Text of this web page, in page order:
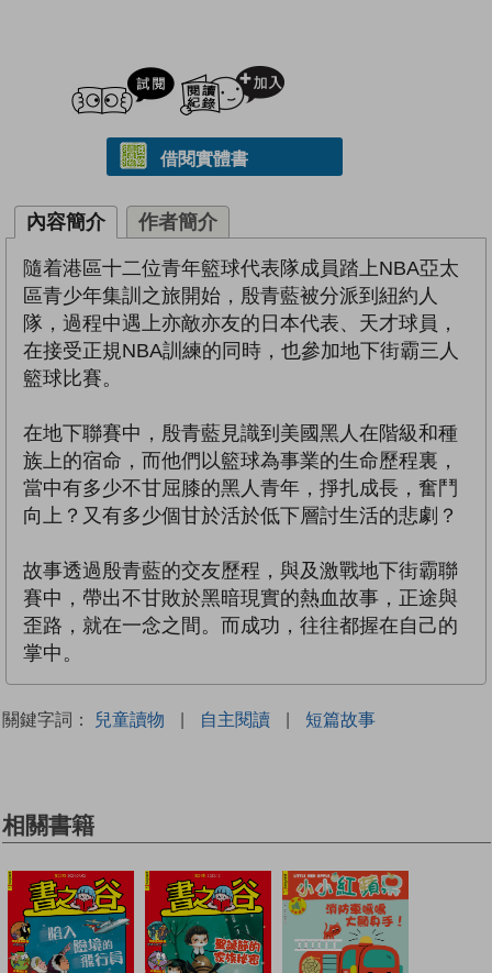
試閲
借閱實體書
內容簡介 作者簡介
隨着港區十二位青年籃球代表隊成員踏上NBA亞太
區青少年集訓之旅開始，殷青藍被分派到紐約人
隊，過程中遇上亦敵亦友的日本代表、天才球員，
在接受正規NBA訓練的同時，也參加地下街霸三人
籃球比賽。
在地下聯賽中，殷青藍見識到美國黑人在階級和種
族上的宿命，而他們以籃球為事業的生命歷程裏，
當中有多少不甘屈膝的黑人青年，掙扎成長，奮鬥
向上？又有多少個甘於活於低下層討生活的悲劇？
故事透過殷青藍的交友歷程，與及激戰地下街霸聯
賽中，帶出不甘敗於黑暗現實的熱血故事，正途與
歪路，就在一念之間。而成功，往往都握在自己的
掌中。
關鍵字詞： 兒童讀物 | 自主閱讀 | 短篇故事
相關書籍